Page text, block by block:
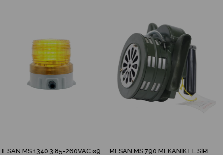
MESAN MS 1340.3.85-260VAC ø90 ENDÜSTRİYEL İKAZ LAMBA TABAN MONTAJ
MESAN MS 790 MEKANİK EL SİRENİ